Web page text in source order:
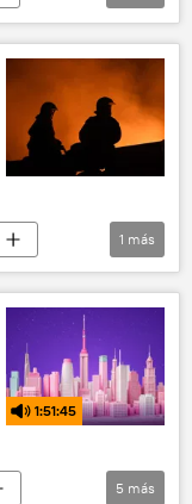
1 más
1:51:45
5 más